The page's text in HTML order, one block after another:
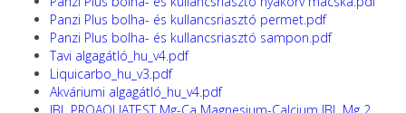
Panzi Plus bolha- és kullancsriasztó permet.pdf
Panzi Plus bolha- és kullancsriasztó sampon.pdf
Tavi algagátló_hu_v4.pdf
Liquicarbo_hu_v3.pdf
Akváriumi algagátló_hu_v4.pdf